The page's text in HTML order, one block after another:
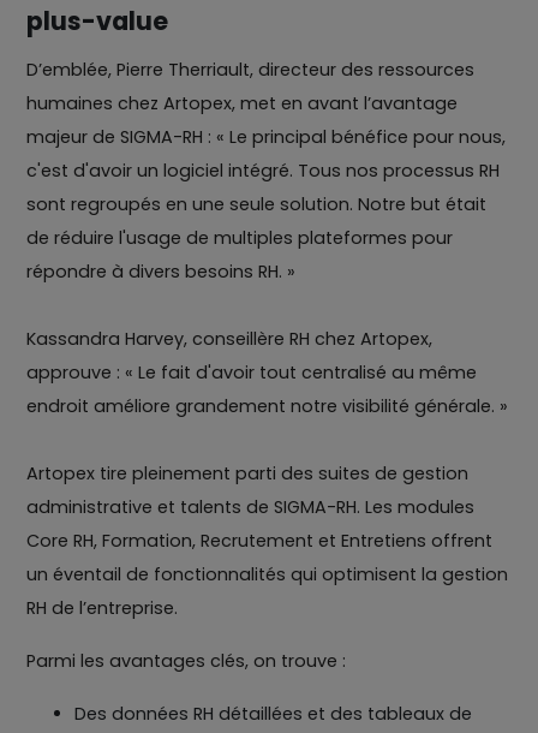
plus-value
D’emblée, Pierre Therriault, directeur des ressources
humaines chez Artopex, met en avant l’avantage
majeur de SIGMA-RH : « Le principal bénéfice pour nous,
c'est d'avoir un logiciel intégré. Tous nos processus RH
sont regroupés en une seule solution. Notre but était
de réduire l'usage de multiples plateformes pour
répondre à divers besoins RH. »
Kassandra Harvey, conseillère RH chez Artopex,
approuve : « Le fait d'avoir tout centralisé au même
endroit améliore grandement notre visibilité générale. »
Artopex tire pleinement parti des suites de gestion
administrative et talents de SIGMA-RH. Les modules
Core RH, Formation, Recrutement et Entretiens offrent
un éventail de fonctionnalités qui optimisent la gestion
RH de l’entreprise.
Parmi les avantages clés, on trouve :
Des données RH détaillées et des tableaux de